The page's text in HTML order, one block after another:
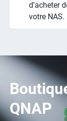
d'acheter
votre NAS.
QNAP